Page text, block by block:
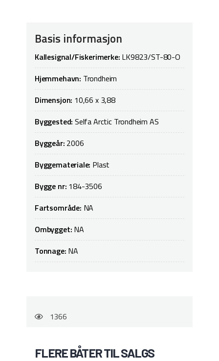
Basis informasjon
Kallesignal/Fiskerimerke: LK9823/ST-80-O
Hjemmehavn: Trondheim
Dimensjon: 10,66 x 3,88
Byggested:Selfa Arctic Trondheim AS
Byggeår: 2006
Byggemateriale: Plast
Bygge nr: 184-3506
Fartsområde: NA
Ombygget: NA
Tonnage: NA
1366
FLERE BÅTER TIL SALGS